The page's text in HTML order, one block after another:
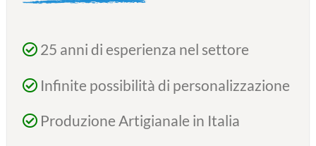
25 anni di esperienza nel settore
Infinite possibilità di personalizzazione
Produzione Artigianale in Italia